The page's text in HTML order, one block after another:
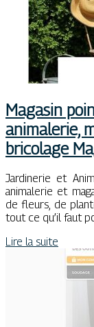
Magasin
animalerie,
bricolage
Jardinerie et
animalerie et
de fleurs, de
tout ce qu’il faut
Lire la suite